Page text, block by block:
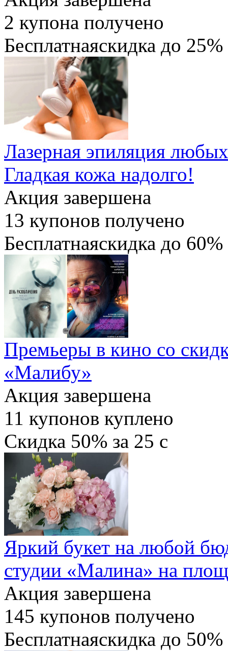
2 купона получено
Бесплатнаяскидка до 25%
Лазерная эпиляция
Гладкая кожа надолго!
Акция завершена
13 купонов получено
Бесплатнаяскидка до 60%
Премьеры в кино со
«Малибу»
Акция завершена
11 купонов куплено
Скидка 50% за 25 c
Яркий букет на любой
студии «Малина» на
Акция завершена
145 купонов получено
Бесплатнаяскидка до 50%